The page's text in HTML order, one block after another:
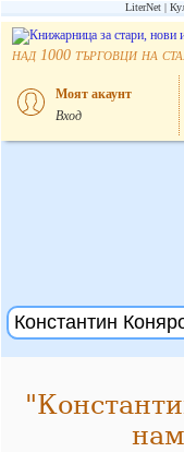
LiterNet
над 1000 търговци на
Моят акаунт
Вход